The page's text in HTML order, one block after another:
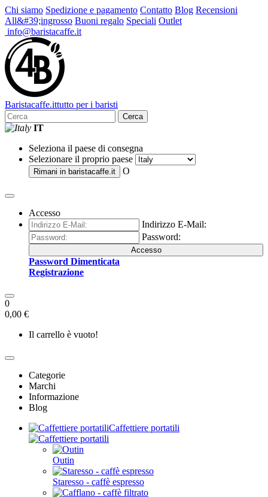
Chi siamo Spedizione e pagamento Contatto Blog Recensioni
All&#39;ingrosso Buoni regalo Speciali Outlet
info@baristacaffe.it
Baristacaffe.ittutto per i baristi
Cerca
IT
Seleziona il paese di consegna
Selezionare il proprio paese
Rimani in baristacaffe.it O
Accesso
Indirizzo E-Mail:
Password:
Accesso
Password Dimenticata
Registrazione
0
0,00 €
Il carrello è vuoto!
Categorie
Marchi
Informazione
Blog
Caffettiere portatili
Outin
Staresso - caffè espresso